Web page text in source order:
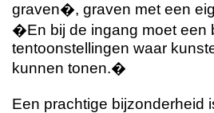
graven�, graven met een
�En bij de ingang moet een
tentoonstellingen waar
kunnen tonen.�
Een prachtige bijzonderheid